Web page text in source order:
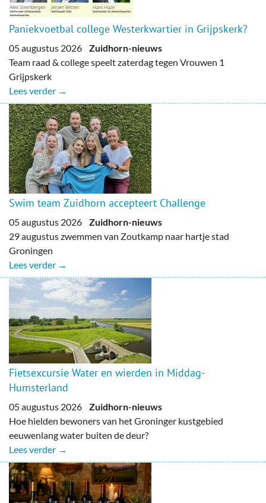
Paniekvoetbal college Westerkwartier in Grijpskerk?
05 augustus 2026 Zuidhorn-nieuws
Team raad & college speelt zaterdag tegen Vrouwen 1
Grijpskerk
Lees verder →
Swim team Zuidhorn accepteert Challenge
05 augustus 2026 Zuidhorn-nieuws
29 augustus zwemmen van Zoutkamp naar hartje stad
Groningen
Lees verder →
Fietsexcursie Water en wierden in Middag-
Humsterland
05 augustus 2026 Zuidhorn-nieuws
Hoe hielden bewoners van het Groninger kustgebied
eeuwenlang water buiten de deur?
Lees verder →